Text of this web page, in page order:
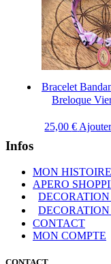
Bracelet
Breloque
25,00€
Infos
MON HISTOIRE
APERO
CONTACT
MON COMPTE